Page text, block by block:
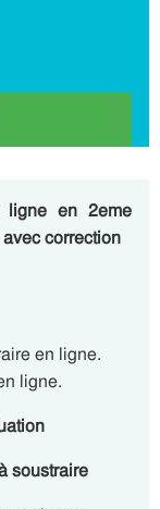
ligne en 2eme
correction
en ligne.
ligne.
soustraire